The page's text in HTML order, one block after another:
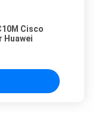
Cisco
Huawei